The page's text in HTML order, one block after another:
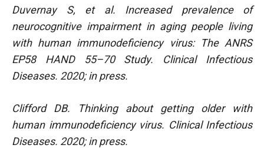
Duvernay S, et al. Increased prevalence of
neurocognitive impairment in aging people living
with human immunodeficiency virus: The ANRS
EP58 HAND 55–70 Study. Clinical Infectious
Diseases. 2020; in press.
Clifford DB. Thinking about getting older with
human immunodeficiency virus. Clinical Infectious
Diseases. 2020; in press.